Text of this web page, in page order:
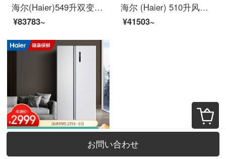
海尔(Haier)549升双变频风冷无霜多门四门冰箱+10KG直驱变频BlingBling彩装机滚筒洗衣机全自动
¥83783~
海尔 (Haier) 510升风冷无霜变频双开门对开门冰箱 +滚筒洗衣机全自动高温除菌微蒸汽除螨洗烘一体
¥41503~
ハイアール（Haier）510 L風冷無霜コンバートドア対オープン冷蔵庫AFRR精控多路送風DEO正味厨房装一体BD-510 WDM
お問い合わせ